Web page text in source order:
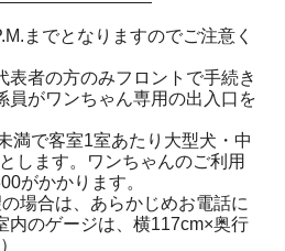
までとなりますのでご注意く
表者の方のみフロントで手続き
員がワンちゃん専用の出入口を
満で客室1室あたり大型犬・中
します。ワンちゃんのご利用
がかかります。
場合は、あらかじめお電話に
内のゲージは、横117cm×奥行